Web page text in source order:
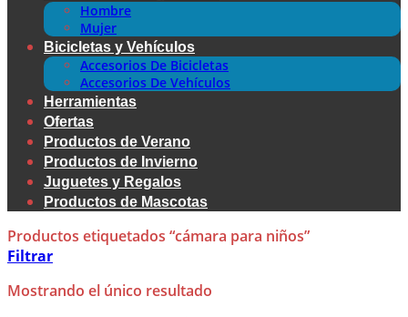
Hombre
Mujer
Bicicletas y Vehículos
Accesorios De Bicicletas
Accesorios De Vehículos
Herramientas
Ofertas
Productos de Verano
Productos de Invierno
Juguetes y Regalos
Productos de Mascotas
Productos etiquetados “cámara para niños”
Filtrar
Mostrando el único resultado